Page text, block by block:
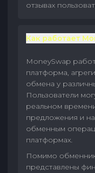
отзывах
Как работает
MoneySwap
платформа,
обмена у
Пользователи
реальном
предложения и
обменным
платформах.
Помимо
представлены